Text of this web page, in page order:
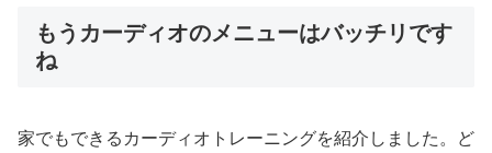
もうカーディオのメニューはバッチリです
ね
家でもできるカーディオトレーニングを紹介しました。ど